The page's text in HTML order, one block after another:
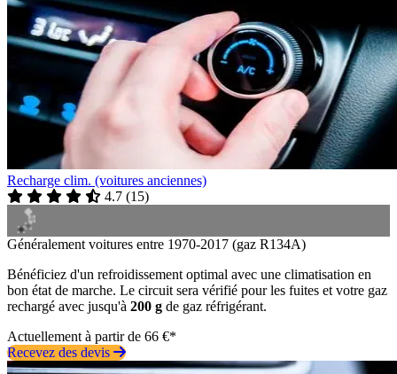
Recharge clim. (voitures anciennes)
4.7 (15)
Généralement voitures entre 1970-2017 (gaz R134A)
Bénéficiez d'un refroidissement optimal avec une climatisation en
bon état de marche. Le circuit sera vérifié pour les fuites et votre gaz
rechargé avec jusqu'à 200 g de gaz réfrigérant.
Actuellement à partir de 66 €*
Recevez des devis